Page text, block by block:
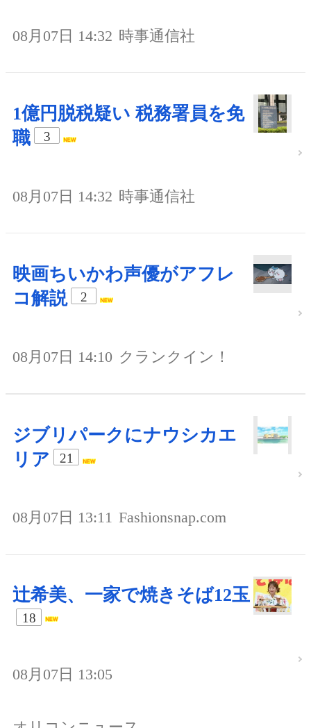
08月07日 14:32 時事通信社
1億円脱税疑い 税務署員を免
職
3
08月07日 14:32 時事通信社
映画ちいかわ声優がアフレ
コ解説
2
08月07日 14:10 クランクイン！
ジブリパークにナウシカエ
リア
21
08月07日 13:11 Fashionsnap.com
辻希美、一家で焼きそば12玉
18
08月07日 13:05